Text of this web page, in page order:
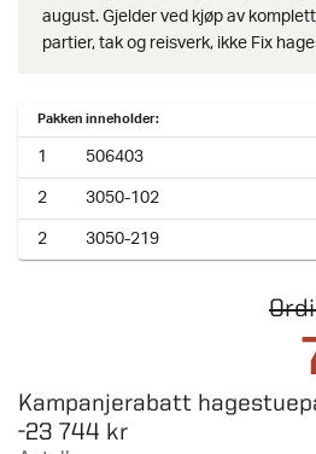
august. Gjelder ved kjøp av
partier, tak og reisverk, ikke Fix